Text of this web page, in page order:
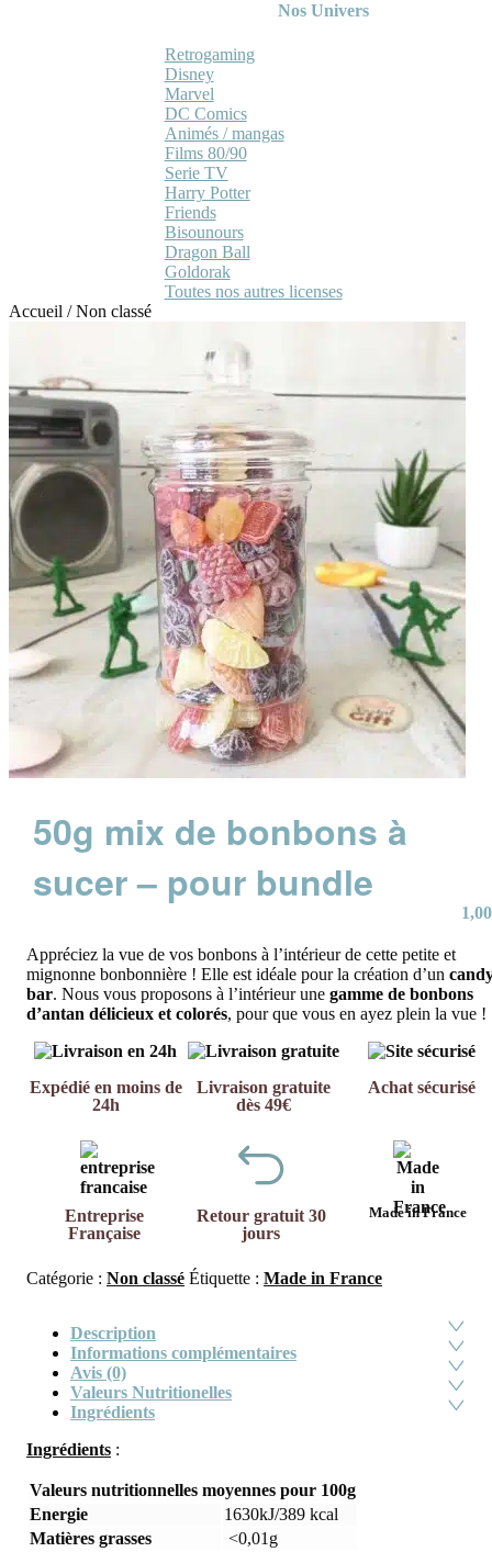
Nos Univers
Retrogaming
Disney
Marvel
DC Comics
Animés / mangas
Films 80/90
Serie TV
Harry Potter
Friends
Bisounours
Dragon Ball
Goldorak
Toutes nos autres licenses
Accueil /Non classé
50g mix de bonbons à
sucer – pour bundle
1,00
Appréciez la vue de vos bonbons à l’intérieur de cette petite et
mignonne bonbonnière ! Elle est idéale pour la création d’un
bar. Nous vous proposons à l’intérieur une gamme de bonbons
d’antan délicieux et colorés, pour que vous en ayez plein la vue !
Expédié en moins de
24h
Livraison gratuite
dès 49€
Achat sécurisé
Entreprise
Française
Retour gratuit 30
jours
Made in France
Catégorie : Non classé Étiquette : Made in France
Description
Informations complémentaires
Avis (0)
Valeurs Nutritionelles
Ingrédients
Ingrédients :
Valeurs nutritionnelles moyennes pour 100g
Energie
1630kJ/389 kcal
Matières grasses
<0,01g